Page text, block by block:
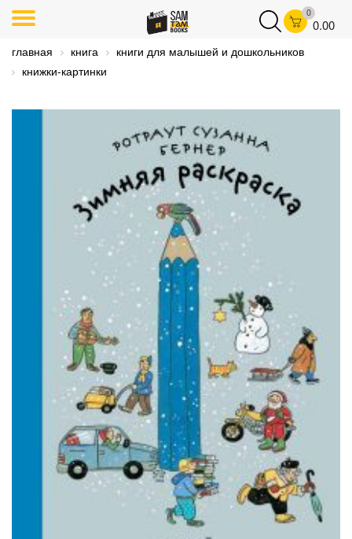
0
0.00
главная книга
книги для малышей и дошкольников
книжки-картинки